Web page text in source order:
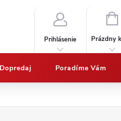
Prihlásenie
Prázdny
Dopredaj Poradíme Vám